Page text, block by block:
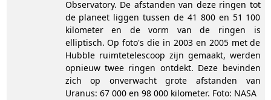
Observatory. De afstanden van deze ringen tot
de planeet liggen tussen de 41 800 en 51 100
kilometer en de vorm van de ringen is
elliptisch. Op foto's die in 2003 en 2005 met de
Hubble ruimtetelescoop zijn gemaakt, werden
opnieuw twee ringen ontdekt. Deze bevinden
zich op onverwacht grote afstanden van
Uranus: 67 000 en 98 000 kilometer. Foto: NASA